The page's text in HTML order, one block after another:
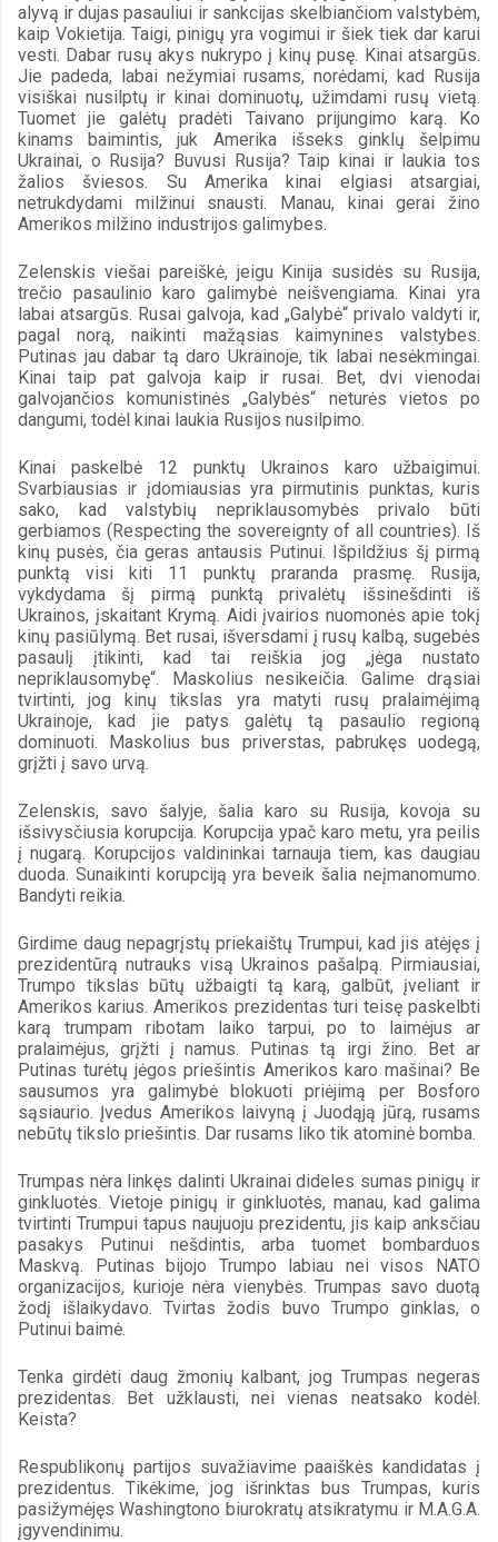
alyvą ir dujas pasauliui ir sankcijas skelbiančiom valstybėm,
kaip Vokietija. Taigi, pinigų yra vogimui ir šiek tiek dar karui
vesti. Dabar rusų akys nukrypo į kinų pusę. Kinai atsargūs.
Jie padeda, labai nežymiai rusams, norėdami, kad Rusija
visiškai nusilptų ir kinai dominuotų, užimdami rusų vietą.
Tuomet jie galėtų pradėti Taivano prijungimo karą. Ko
kinams baimintis, juk Amerika išseks ginklų šelpimu
Ukrainai, o Rusija? Buvusi Rusija? Taip kinai ir laukia tos
žalios šviesos. Su Amerika kinai elgiasi atsargiai,
netrukdydami milžinui snausti. Manau, kinai gerai žino
Amerikos milžino industrijos galimybes.
Zelenskis viešai pareiškė, jeigu Kinija susidės su Rusija,
trečio pasaulinio karo galimybė neišvengiama. Kinai yra
labai atsargūs. Rusai galvoja, kad „Galybė“ privalo valdyti ir,
pagal norą, naikinti mažąsias kaimynines valstybes.
Putinas jau dabar tą daro Ukrainoje, tik labai nesėkmingai.
Kinai taip pat galvoja kaip ir rusai. Bet, dvi vienodai
galvojančios komunistinės „Galybės“ neturės vietos po
dangumi, todėl kinai laukia Rusijos nusilpimo.
Kinai paskelbė 12 punktų Ukrainos karo užbaigimui.
Svarbiausias ir įdomiausias yra pirmutinis punktas, kuris
sako, kad valstybių nepriklausomybės privalo būti
gerbiamos (Respecting the sovereignty of all countries). Iš
kinų pusės, čia geras antausis Putinui. Išpildžius šį pirmą
punktą visi kiti 11 punktų praranda prasmę. Rusija,
vykdydama šį pirmą punktą privalėtų išsinešdinti iš
Ukrainos, įskaitant Krymą. Aidi įvairios nuomonės apie tokį
kinų pasiūlymą. Bet rusai, išversdami į rusų kalbą, sugebės
pasaulį įtikinti, kad tai reiškia jog „jėga nustato
nepriklausomybę“. Maskolius nesikeičia. Galime drąsiai
tvirtinti, jog kinų tikslas yra matyti rusų pralaimėjimą
Ukrainoje, kad jie patys galėtų tą pasaulio regioną
dominuoti. Maskolius bus priverstas, pabrukęs uodegą,
grįžti į savo urvą.
Zelenskis, savo šalyje, šalia karo su Rusija, kovoja su
išsivysčiusia korupcija. Korupcija ypač karo metu, yra peilis
į nugarą. Korupcijos valdininkai tarnauja tiem, kas daugiau
duoda. Sunaikinti korupciją yra beveik šalia neįmanomumo.
Bandyti reikia.
Girdime daug nepagrįstų priekaištų Trumpui, kad jis atėjęs į
prezidentūrą nutrauks visą Ukrainos pašalpą. Pirmiausiai,
Trumpo tikslas būtų užbaigti tą karą, galbūt, įveliant ir
Amerikos karius. Amerikos prezidentas turi teisę paskelbti
karą trumpam ribotam laiko tarpui, po to laimėjus ar
pralaimėjus, grįžti į namus. Putinas tą irgi žino. Bet ar
Putinas turėtų jėgos priešintis Amerikos karo mašinai? Be
sausumos yra galimybė blokuoti priėjimą per Bosforo
sąsiaurio. Įvedus Amerikos laivyną į Juodąją jūrą, rusams
nebūtų tikslo priešintis. Dar rusams liko tik atominė bomba.
Trumpas nėra linkęs dalinti Ukrainai dideles sumas pinigų ir
ginkluotės. Vietoje pinigų ir ginkluotės, manau, kad galima
tvirtinti Trumpui tapus naujuoju prezidentu, jis kaip anksčiau
pasakys Putinui nešdintis, arba tuomet bombarduos
Maskvą. Putinas bijojo Trumpo labiau nei visos NATO
organizacijos, kurioje nėra vienybės. Trumpas savo duotą
žodį išlaikydavo. Tvirtas žodis buvo Trumpo ginklas, o
Putinui baimė.
Tenka girdėti daug žmonių kalbant, jog Trumpas negeras
prezidentas. Bet užklausti, nei vienas neatsako kodėl.
Keista?
Respublikonų partijos suvažiavime paaiškės kandidatas į
prezidentus. Tikėkime, jog išrinktas bus Trumpas, kuris
pasižymėjęs Washingtono biurokratų atsikratymu ir M.A.G.A.
įgyvendinimu.